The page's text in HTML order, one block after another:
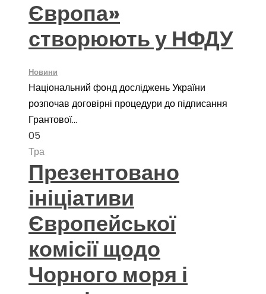
Європа»
створюють у НФДУ
Новини
Національний фонд досліджень України
розпочав договірні процедури до підписання
Грантової...
05
Тра
Презентовано
ініціативи
Європейської
комісії щодо
Чорного моря і